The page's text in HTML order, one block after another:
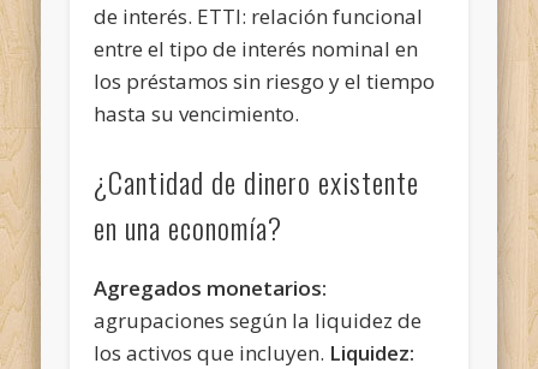
de interés. ETTI: relación funcional
entre el tipo de interés nominal en
los préstamos sin riesgo y el tiempo
hasta su vencimiento.
¿Cantidad de dinero existente
en una economía?
Agregados monetarios:
agrupaciones según la liquidez de
los activos que incluyen. Liquidez: